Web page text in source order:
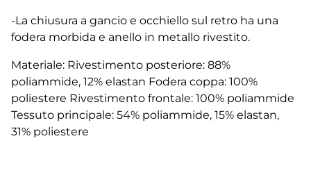
-La chiusura a gancio e occhiello sul retro ha una
fodera morbida e anello in metallo rivestito.
Materiale: Rivestimento posteriore: 88%
poliammide, 12% elastan Fodera coppa: 100%
poliestere Rivestimento frontale: 100% poliammide
Tessuto principale: 54% poliammide, 15% elastan,
31% poliestere